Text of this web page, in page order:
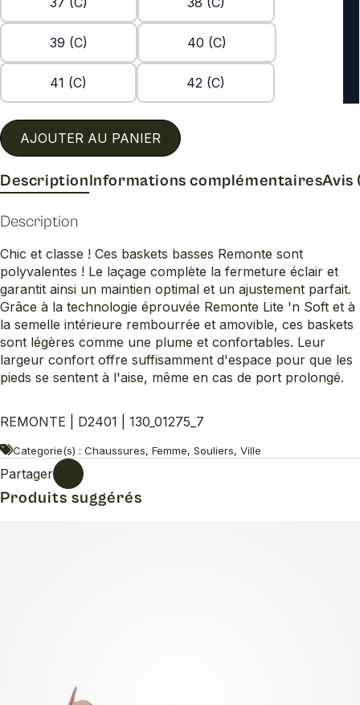
39 (C) 40 (C)
41 (C) 42 (C)
AJOUTER AU PANIER
DescriptionInformations complémentairesAvis
Description
Chic et classe ! Ces baskets basses Remonte sont
polyvalentes ! Le laçage complète la fermeture éclair et
garantit ainsi un maintien optimal et un ajustement parfait.
Grâce à la technologie éprouvée Remonte Lite 'n Soft et à
la semelle intérieure rembourrée et amovible, ces baskets
sont légères comme une plume et confortables. Leur
largeur confort offre suffisamment d'espace pour que les
pieds se sentent à l'aise, même en cas de port prolongé.
REMONTE | D2401 | 130_01275_7
Categorie(s) : Chaussures, Femme, Souliers, Ville
Partager
Produits suggérés